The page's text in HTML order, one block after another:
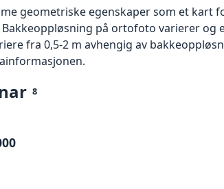
geometriske egenskaper som et kart
på ortofoto varierer
fra 0,5-2 m avhengig av
8